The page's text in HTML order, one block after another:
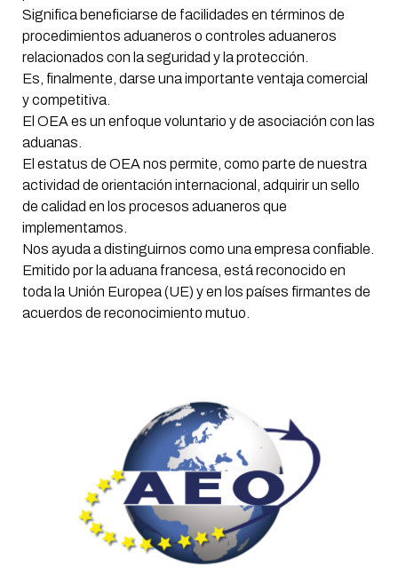
Significa beneficiarse de facilidades en términos de
procedimientos aduaneros o controles aduaneros
relacionados con la seguridad y la protección.
Es, finalmente, darse una importante ventaja comercial
y competitiva.
El OEA es un enfoque voluntario y de asociación con las
aduanas.
El estatus de OEA nos permite, como parte de nuestra
actividad de orientación internacional, adquirir un sello
de calidad en los procesos aduaneros que
implementamos.
Nos ayuda a distinguirnos como una empresa confiable.
Emitido por la aduana francesa, está reconocido en
toda la Unión Europea (UE) y en los países firmantes de
acuerdos de reconocimiento mutuo.